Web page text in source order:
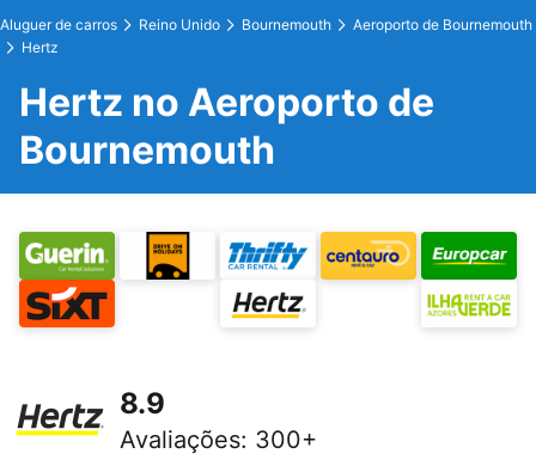
Aluguer de carros Reino Unido Bournemouth
Aeroporto de Bournemouth
Hertz
Hertz no Aeroporto de
Bournemouth
8.9
Avaliações: 300+